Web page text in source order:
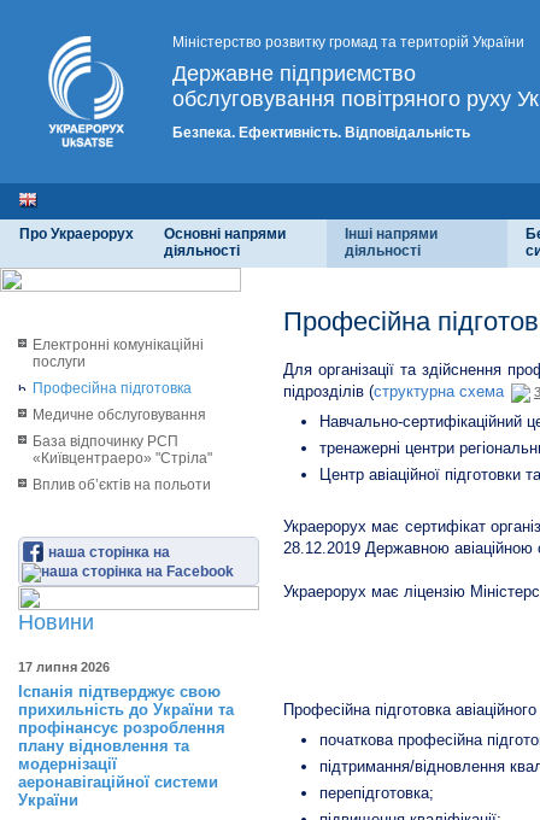
Міністерство розвитку громад та територій України
Державне підприємство
обслуговування повітряного руху
Безпека. Ефективність. Відповідальність
Про Украерорух
Основні напрями
діяльності
Інші напрями
діяльності
Електронні комунікаційні
послуги
Професійна підготовка
Медичне обслуговування
База відпочинку РСП
«Київцентраеро» "Стріла"
Вплив об’єктів на польоти
наша сторінка на
Новини
17 липня 2026
Іспанія підтверджує свою
прихильність до України та
профінансує розроблення
плану відновлення та
модернізації
аеронавігаційної системи
України
Професійна
Для організації та здійснення
підрозділів (структурна схема
Навчально-сертифікаційний
тренажерні центри
Центр авіаційної підготовки
Украерорух має сертифікат
28.12.2019 Державною
Украерорух має ліцензію
Професійна підготовка
початкова професійна
підтримання/відновлення
перепідготовка;